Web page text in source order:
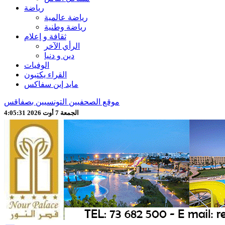
رياضة
رياضة عالمية
رياضة وطنية
ثقافة و إعلام
الرأي الآخر
دين و دنيا
الوفيات
القراء يكتبون
مايد إين سفاكس
موقع الصحفيين التونسيين بصفاقس
الجمعة 7 أوت 2026 4:05:33